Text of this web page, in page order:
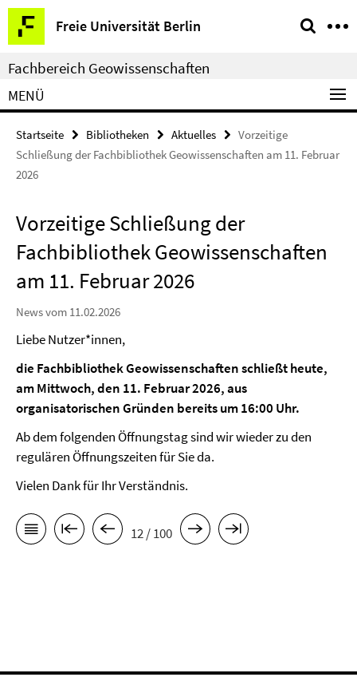
Springe
direkt
zu
Inhalt
Freie Universität Berlin
Service-
Navigation
Fachbereich Geowissenschaften
MENÜ
Startseite Bibliotheken Aktuelles
Vorzeitige
Schließung der Fachbibliothek Geowissenschaften am 11. Februar
2026
Vorzeitige Schließung der
Fachbibliothek Geowissenschaften
am 11. Februar 2026
News vom 11.02.2026
Liebe Nutzer*innen,
die Fachbibliothek Geowissenschaften schließt heute,
am Mittwoch, den 11. Februar 2026, aus
organisatorischen Gründen bereits um 16:00 Uhr.
Ab dem folgenden Öffnungstag sind wir wieder zu den
regulären Öffnungszeiten für Sie da.
Vielen Dank für Ihr Verständnis.
12 / 100